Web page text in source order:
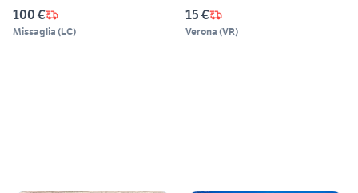
100 €
Missaglia (LC)
15 €
Verona (VR)